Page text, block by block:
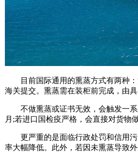
目前国际通用的熏蒸方式有两种：
海关提交。熏蒸需在装柜前完成，由
不做熏蒸或证书无效，会触发一系
月;若进口国检疫严格，会直接对货物
更严重的是面临行政处罚和信用污
率大幅降低。此外，若因未熏蒸导致